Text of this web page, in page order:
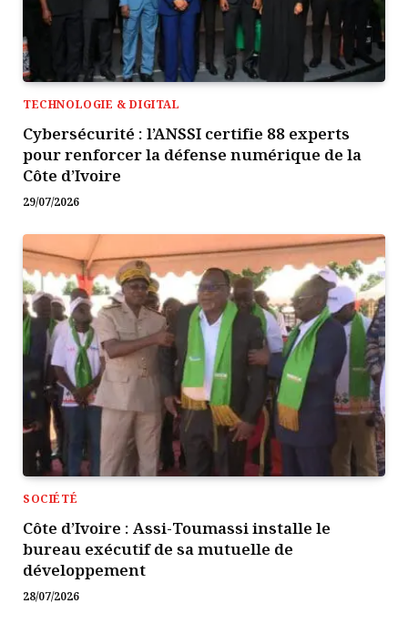
TECHNOLOGIE & DIGITAL
Cybersécurité : l’ANSSI certifie 88 experts
pour renforcer la défense numérique de la
Côte d’Ivoire
29/07/2026
SOCIÉTÉ
Côte d’Ivoire : Assi-Toumassi installe le
bureau exécutif de sa mutuelle de
développement
28/07/2026